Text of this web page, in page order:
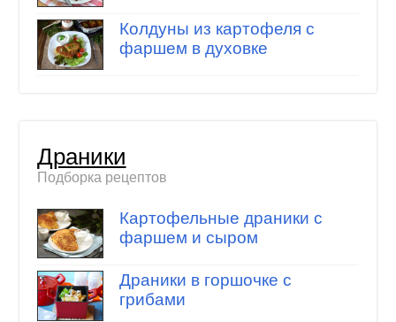
Колдуны из картофеля с
фаршем в духовке
Драники
Подборка рецептов
Картофельные драники с
фаршем и сыром
Драники в горшочке с
грибами